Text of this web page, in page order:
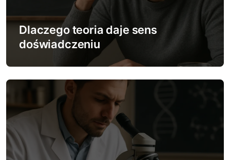
Dlaczego teoria daje sens
doświadczeniu